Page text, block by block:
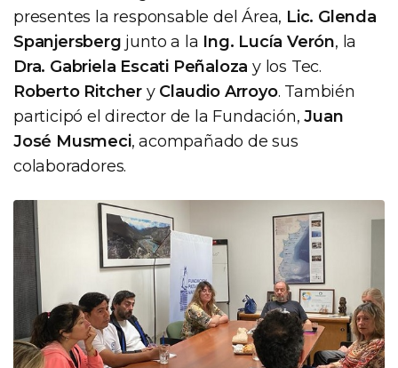
presentes la responsable del Área, Lic. Glenda
Spanjersberg junto a la Ing. Lucía Verón, la
Dra. Gabriela Escati Peñaloza y los Tec.
Roberto Ritcher y Claudio Arroyo. También
participó el director de la Fundación,Juan
José Musmeci, acompañado de sus
colaboradores.